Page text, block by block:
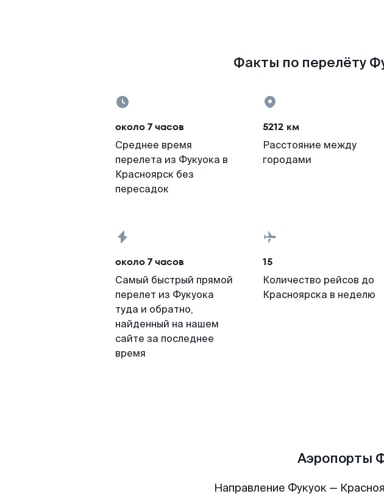
Факты по перелёту
около 7 часов
Среднее время
перелета из Фукуока в
Красноярск без
пересадок
5212 км
Расстояние между
городами
около 7 часов
Самый быстрый прямой
перелет из Фукуока
туда и обратно,
найденный на нашем
сайте за последнее
время
15
Количество рейсов до
Красноярска в неделю
Аэропорты
Направление Фукуок —